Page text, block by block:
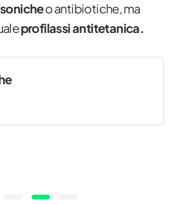
o antibiotiche, ma
profilassi antitetanica.